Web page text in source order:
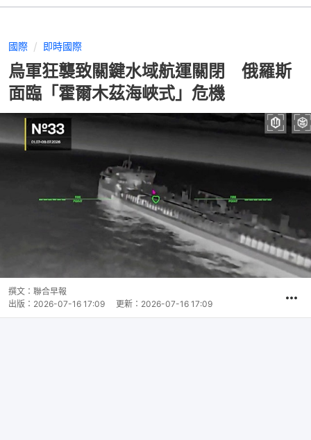
國際 即時國際
烏軍狂襲致關鍵水域航運關閉 俄羅斯
面臨「霍爾木茲海峽式」危機
撰文： 聯合早報
出版： 2026-07-16 17:09 更新： 2026-07-16 17:09